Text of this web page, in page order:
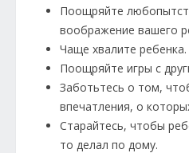
Поощряйте
воображение вашего
Чаще хвалите ребенка.
Поощряйте игры с
Заботьтесь о том,
впечатления, о
Старайтесь, чтобы
то делал по дому.